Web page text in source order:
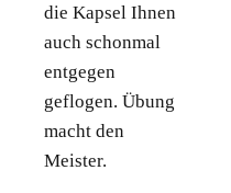
die Kapsel Ihnen
auch schonmal
entgegen
geflogen. Übung
macht den
Meister.